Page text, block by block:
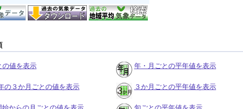
の値を表示 年・月ごとの平年値を表示
の３か月ごとの値を表示 ３か月ごとの平年値を表示